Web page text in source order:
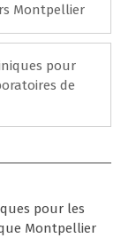
Montpellier
pour
de
pour les
Montpellier